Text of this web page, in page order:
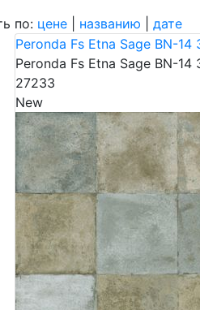
по: цене названию дате
Peronda Fs Etna Sage BN-
Peronda Fs Etna Sage BN-
27233
New